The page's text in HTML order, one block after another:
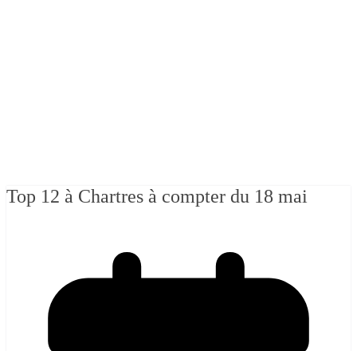
Top 12 à Chartres à compter du 18 mai